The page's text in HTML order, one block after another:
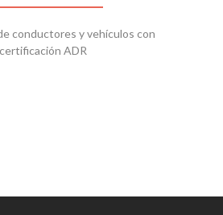
conductores y vehículos con
certificación ADR